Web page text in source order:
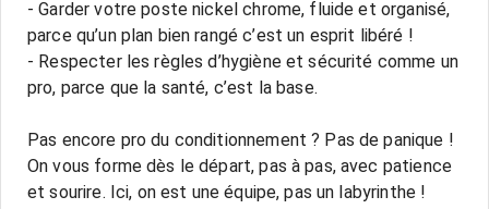
- Garder votre poste nickel chrome, fluide et organisé,
parce qu’un plan bien rangé c’est un esprit libéré !
- Respecter les règles d’hygiène et sécurité comme un
pro, parce que la santé, c’est la base.
Pas encore pro du conditionnement ? Pas de panique !
On vous forme dès le départ, pas à pas, avec patience
et sourire. Ici, on est une équipe, pas un labyrinthe !